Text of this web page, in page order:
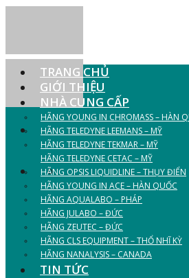
CUNG CẤP
PHÒNG THÍ
NGÀNH
PHẨM - MÔI
TRANG CHỦ
GIỚI THIỆU
NHÀ CUNG CẤP
HÃNG YOUNG IN CHROMASS – HÀN
HÃNG TELEDYNE LEEMANS – MỸ
HÃNG TELEDYNE TEKMAR – MỸ
HÃNG TELEDYNE CETAC – MỸ
HÃNG OPSIS LIQUIDLINE – THỤY ĐIỂN
HÃNG YOUNG IN ACE – HÀN QUỐC
HÃNG AQUALABO – PHÁP
HÃNG JULABO – ĐỨC
HÃNG ZEUTEC – ĐỨC
HÃNG CLS EQUIPMENT – THỔ NHĨ KỲ
HÃNG NANALYSIS – CANADA
TIN TỨC